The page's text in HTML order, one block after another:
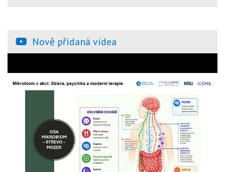
Nově přidaná videa